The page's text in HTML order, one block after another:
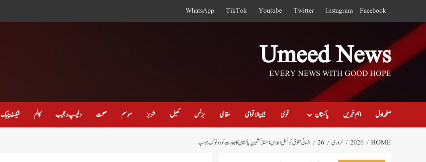
content
Facebook
Instagram
Twitter
Youtube
TikTok
WhatsApp
Umeed News
EVERY NEWS WITH GOOD HOPE
صفحہ اول اہم خبریں پاکستان قومی بین الاقوامی مقامی بزنس کھیل شوبز موسم صحت دلچسپ و عجیب کالم فیکٹ چیک
HOME
2026 فروری 26 انسانی حقوق کونسل اجلاس؛ مسئلہ کشمیر پر پاکستان کا بھارت کو دوٹوک جواب